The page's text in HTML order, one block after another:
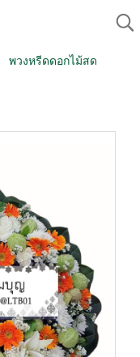
พวงหรีดดอกไม้สด